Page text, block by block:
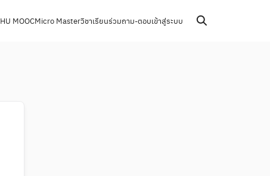
HU MOOCMicro Masterวิชาเรียนร่วมถาม-ตอบเข้าสู่ระบบ